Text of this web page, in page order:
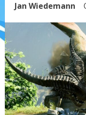
Jan Wiedemann